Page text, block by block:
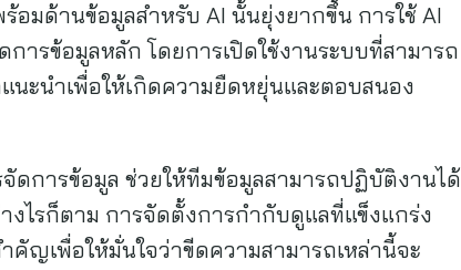
อมด้านข้อมูลสำหรับ AI นั้นยุ่งยากขึ้น การใช้ AI
ารข้อมูลหลัก โดยการเปิดใช้งานระบบที่สามารถ
นะนำเพื่อให้เกิดความยืดหยุ่นและตอบสนอง
ดการข้อมูล ช่วยให้ทีมข้อมูลสามารถปฏิบัติงานได้
ไรก็ตาม การจัดตั้งการกำกับดูแลที่แข็งแกร่ง
คัญเพื่อให้มั่นใจว่าขีดความสามารถเหล่านี้จะ